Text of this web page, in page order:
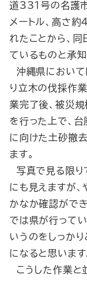
道331号の名護
メートル、高さ
れたことから、
ているものと承知
沖縄県において
り立木の伐採作
業完了後、被災
を行った上で、
に向けた土砂撤
ます。
写真で見る限り
にも見えますが
かなか確認がで
では県が行って
いうのをしっか
になると思います
こうした作業と